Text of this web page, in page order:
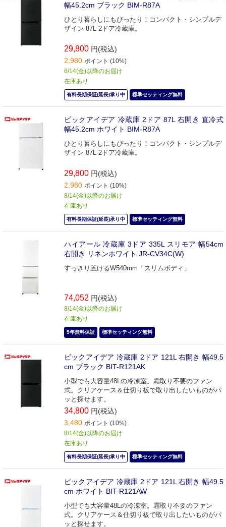
幅45.2cm ブラック BIM-R87A
ひとり暮らしにもぴったり！コンパクト・シンプルデ
ザイン 87L 2ドア冷蔵庫。
29,800 円(税込)
2,980 ポイント (10%)
8/14(金)以降のお届け
在庫あり
有料長期保証(延長)承り中 標準セッティング無料
ビックアイデア 冷蔵庫 2ドア 87L 右開き 直冷式
幅45.2cm ホワイト BIM-R87A
ひとり暮らしにもぴったり！コンパクト・シンプルデ
ザイン 87L 2ドア冷蔵庫。
29,800 円(税込)
2,980 ポイント (10%)
8/14(金)以降のお届け
在庫あり
有料長期保証(延長)承り中 標準セッティング無料
ハイアール 冷蔵庫 3ドア 335L スリモア 幅54cm
右開き リネンホワイト JR-CV34C(W)
すっきり置けるW540mm「スリムボディ」
74,052 円(税込)
8/14(金)以降のお届け
在庫あり
5年無料保証 標準セッティング無料
ビックアイデア 冷蔵庫 2ドア 121L 右開き 幅49.5
cm ブラック BIT-R121AK
小型でも大容量48Lの冷凍室。霜取り不要のファン
式。クリアケース＆仕切り板で取り出したいものがパ
ッと探せます。
34,800 円(税込)
3,480 ポイント (10%)
8/14(金)以降のお届け
在庫あり
有料長期保証(延長)承り中 標準セッティング無料
ビックアイデア 冷蔵庫 2ドア 121L 右開き 幅49.5
cm ホワイト BIT-R121AW
小型でも大容量48Lの冷凍室。霜取り不要のファン
式。クリアケース＆仕切り板で取り出したいものがパ
ッと探せます。